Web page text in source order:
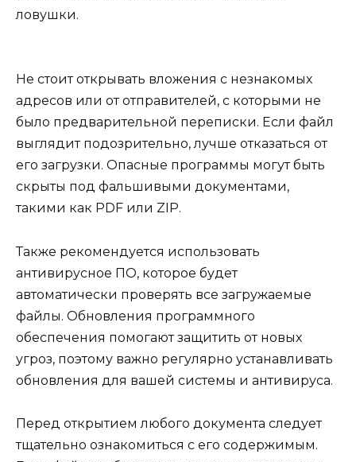
ловушки.
Не стоит открывать вложения с незнакомых
адресов или от отправителей, с которыми не
было предварительной переписки. Если файл
выглядит подозрительно, лучше отказаться от
его загрузки. Опасные программы могут быть
скрыты под фальшивыми документами,
такими как PDF или ZIP.
Также рекомендуется использовать
антивирусное ПО, которое будет
автоматически проверять все загружаемые
файлы. Обновления программного
обеспечения помогают защитить от новых
угроз, поэтому важно регулярно устанавливать
обновления для вашей системы и антивируса.
Перед открытием любого документа следует
тщательно ознакомиться с его содержимым.